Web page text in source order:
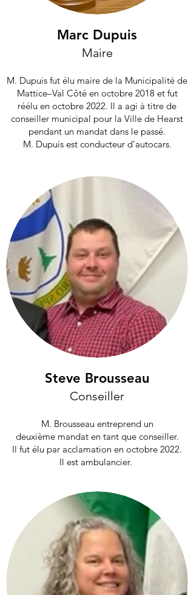
Marc Dupuis
Maire
M. Dupuis fut élu maire de la Municipalité de
Mattice–Val Côté en octobre 2018et fut
réélu en octobre 2022. Il a agi à titre de
conseiller municipal pour la Ville de Hearst
pendant un mandat dans le passé.
M. Dupuis est conducteur d’autocars.
Steve Brousseau
Conseiller
M. Brousseau entreprend un
deuxièmemandat en tant que conseiller.
Il fut élu par acclamation en octobre 2022.
Il est ambulancier.